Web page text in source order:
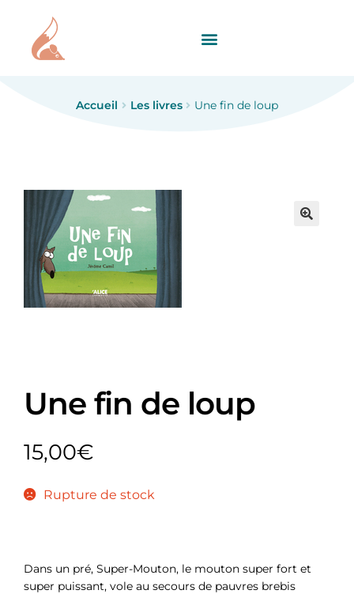
Accueil Les livres Une fin de loup
Une fin de loup
15,00€
Rupture de stock
Dans un pré, Super-Mouton, le mouton super fort et
super puissant, vole au secours de pauvres brebis